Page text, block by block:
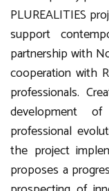
PLUREALITIES
support
partnership with
cooperation with
professionals.
development
professional
the project
proposes a